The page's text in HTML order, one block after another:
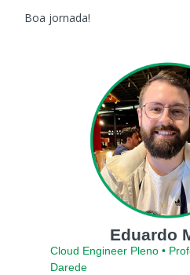
Boa jornada!
Eduardo
Cloud Engineer Pleno •
Darede